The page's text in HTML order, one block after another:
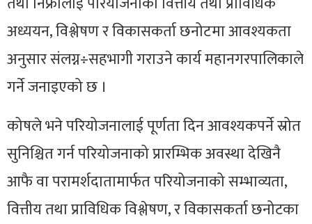
अध्ययन, विश्लेषण र विकासकर्ता छनोटमा आवश्यकता
अनुसार संलग्न÷सहभागी गराउने कार्य महानगरपालिकाले
गर्ने जनाइएको छ ।
कोषले भने परियोजनालाई पूर्णता दिनआवश्यकपर्नेस्रोत
सुनिश्चित गर्न परियोजनाको प्रारम्भिक अवस्था देखिनै
आफै वा परामर्शदातामार्फत परियोजनाको सम्भाव्यता,
वित्तीय तथा प्राविधिक विश्लेषण, र विकासकर्ता छनोटका